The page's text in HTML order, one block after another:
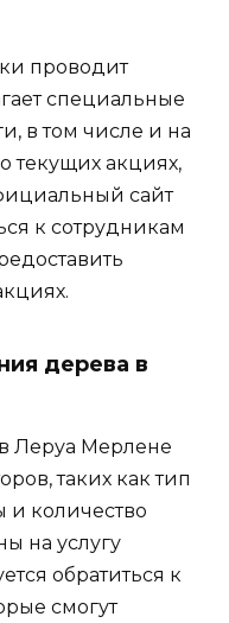
проводит
специальные
в том числе и на
текущих акциях,
сайт
к сотрудникам
дерева в
Леруа Мерлене
таких как тип
и количество
на услугу
обратиться к
смогут